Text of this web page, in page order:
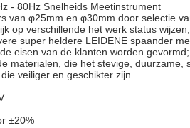
- 80Hz Snelheids Meetinstrument
van φ25mm en φ30mm door selectie
op verschillende het werk status wijzen;
super heldere LEIDENE spaander
eisen van de klanten worden gevormd;
materialen, die het stevige, duurzame,
veiliger en geschikter zijn.
±20%